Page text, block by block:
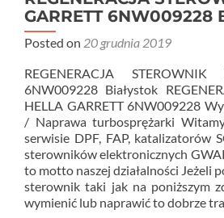
GARRETT 6NW009228
Posted on 20 grudnia 2019
REGENERACJA
6NW009228 Białystok
HELLA GARRETT 6NW009228
/ Naprawa turbosprężarki
serwisie DPF, FAP, katalizatorów
sterowników elektronicznych
to motto naszej działalności Jeżeli
sterownik taki jak na poniższym
wymienić lub naprawić to dobrze